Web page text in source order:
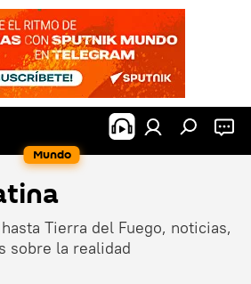
Mundo
Tierra del Fuego, noticias,
sobre la realidad